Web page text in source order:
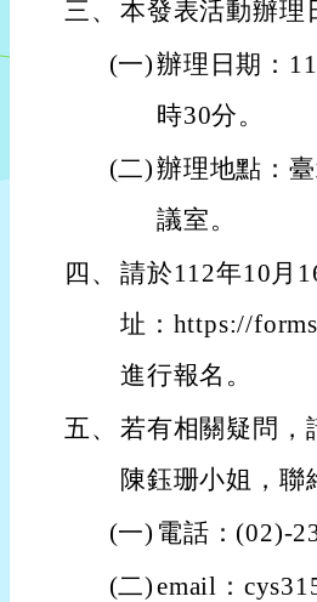
三、 本發表活動辦理
(一)辦理日期：
時30分。
(二)辦理地點：
議室。
四、 請於112年10月
址：https://
進行報名。
五、 若有相關疑問，
陳鈺珊小姐，聯
(一) 電話：(02)-
(二)email：